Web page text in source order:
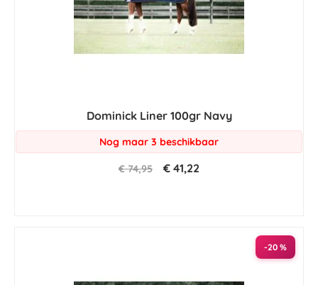
Dominick Liner 100gr Navy
Nog maar 3 beschikbaar
€ 74,95 € 41,22
-20 %